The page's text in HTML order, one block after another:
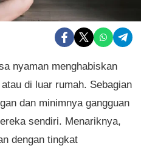
nyaman menghabiskan
di luar rumah. Sebagian
dan minimnya gangguan
sendiri. Menariknya,
dengan tingkat